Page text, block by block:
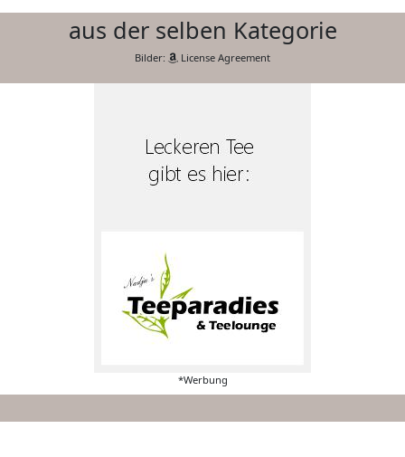
aus der selben Kategorie
Bilder: License Agreement
*Werbung